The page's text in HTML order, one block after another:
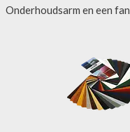
Onderhoudsarm en een